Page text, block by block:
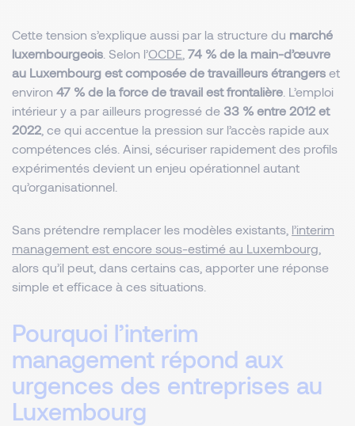
Cette tension s’explique aussi par la structure du marché
luxembourgeois . Selon l’OCDE 74 % de la main-d’œuvre
au Luxembourg est composée de travailleurs étrangers et
environ 47 % de la force de travail est frontalière . L’emploi
intérieur y a par ailleurs progressé de 33 % entre 2012 et
2022 , ce qui accentue la pression sur l’accès rapide aux
compétences clés. Ainsi, sécuriser rapidement des profils
expérimentés devient un enjeu opérationnel autant
qu’organisationnel.
Sans prétendre remplacer les modèles existants, l’interim
management est encore sous-estimé au Luxembourg
alors qu’il peut, dans certains cas, apporter une réponse
simple et efficace à ces situations.
Pourquoi l’interim
management répond aux
urgences des entreprises au
Luxembourg